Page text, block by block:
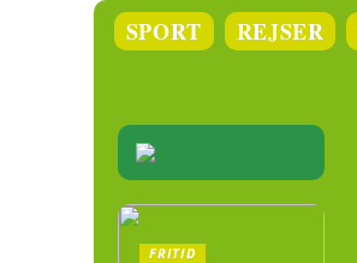
SPORT REJSER
FRITID